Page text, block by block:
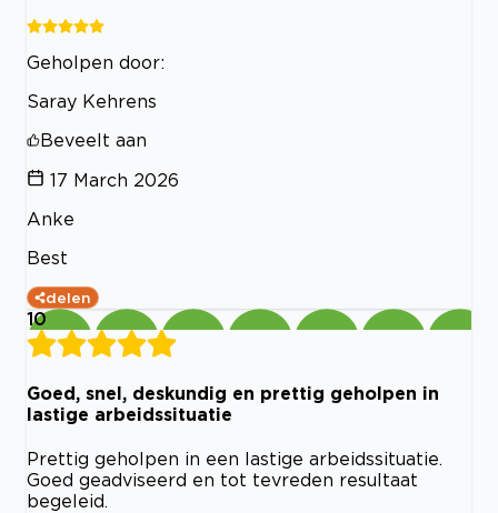
Geholpen door:
Saray Kehrens
Beveelt aan
17 March 2026
Anke
Best
delen
10
Goed, snel, deskundig en prettig geholpen in
lastige arbeidssituatie
Prettig geholpen in een lastige arbeidssituatie.
Goed geadviseerd en tot tevreden resultaat
begeleid.